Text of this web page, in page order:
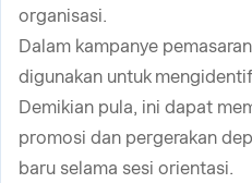
organisasi.
Dalam kampanye
digunakan untuk
Demikian pula, ini dapat
promosi dan pergerakan
baru selama sesi orientasi.